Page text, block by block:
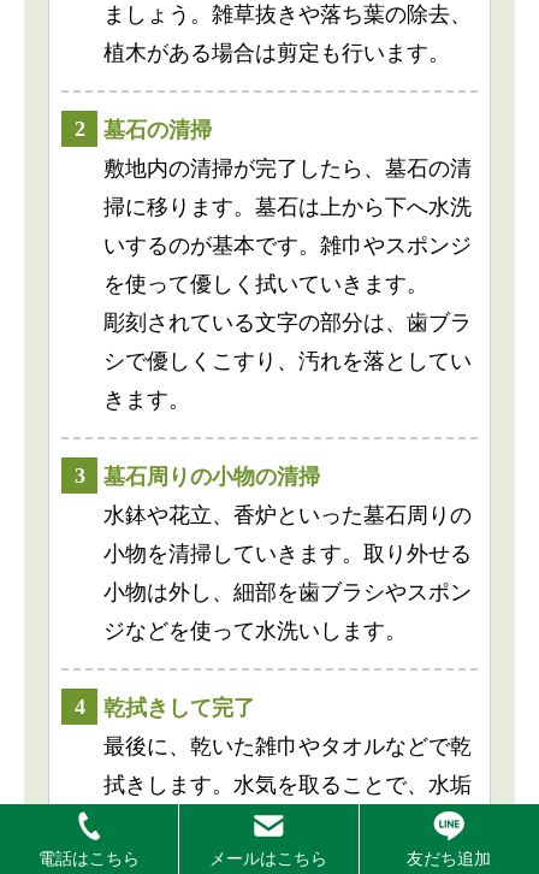
ましょう。雑草抜きや落ち葉の除去、
植木がある場合は剪定も行います。
2
墓石の清掃
敷地内の清掃が完了したら、墓石の清
掃に移ります。墓石は上から下へ水洗
いするのが基本です。雑巾やスポンジ
を使って優しく拭いていきます。
彫刻されている文字の部分は、歯ブラ
シで優しくこすり、汚れを落としてい
きます。
3
墓石周りの小物の清掃
水鉢や花立、香炉といった墓石周りの
小物を清掃していきます。取り外せる
小物は外し、細部を歯ブラシやスポン
ジなどを使って水洗いします。
4
乾拭きして完了
最後に、乾いた雑巾やタオルなどで乾
拭きします。水気を取ることで、水垢
やシミの防止に繋がります。
電話はこちら メールはこちら 友だち追加